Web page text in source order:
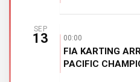
SEP
13 00:00
FIA KARTING
PACIFIC